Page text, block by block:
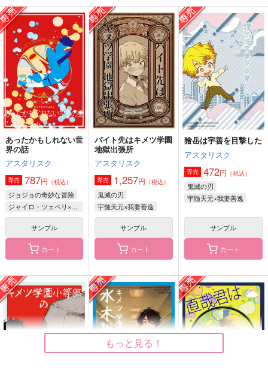
バイト先はキメツ学園
地獄出張所
アスタリスク
1,257円（税込）
宇髄天元×我妻善逸
サンプル
作品詳細
あるがままに ららら
アスタリスク
1,572円（税込）
我妻善逸
サンプル
作品詳細
百年先も覚えてるから
アスタリスク
897円（税込）
ゲゲ郎×水木
サンプル
作品詳細
キメツ学園小等部の水
木先生には前世がある
アスタリスク
975円（税込）
あったかもしれない世
界の話
アスタリスク
787円（税込）
キメツ学園小等部水木
先生
アスタリスク
975円（税込）
あったかもしれない世
界の話
アスタリスク
専売 787円 （税込）
ジョジョの奇妙な冒険
ジャイロ・ツェペリ×ジョニィ・ジョースター
サンプル
カート
バイト先はキメツ学園
地獄出張所
アスタリスク
専売 1,257円 （税込）
鬼滅の刃
宇髄天元×我妻善逸
サンプル
カート
獪岳は宇善を目撃した
アスタリスク
専売 472円 （税込）
鬼滅の刃
宇髄天元×我妻善逸
サンプル
カート
もっと見る！